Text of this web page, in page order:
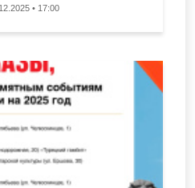
• 17:00